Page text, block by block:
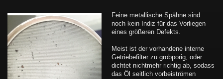
Feine metallische Spähne sind
noch kein Indiz für das Vorliegen
eines größeren Defekts.
Meist ist der vorhandene interne
Getriebefilter zu grobporig, oder
dichtet nichtmehr richtig ab, sodass
das Öl seitlich vorbeiströmen